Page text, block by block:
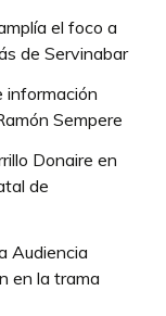
el foco a
de Servinabar
información
Sempere
Donaire en
de
Audiencia
en la trama